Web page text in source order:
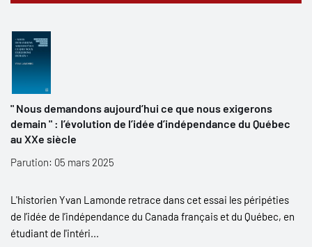
" Nous demandons aujourd’hui ce que nous exigerons
demain " : l’évolution de l’idée d’indépendance du Québec
au XXe siècle
Parution: 05 mars 2025
L'historien Yvan Lamonde retrace dans cet essai les péripéties
de l’idée de l’indépendance du Canada français et du Québec, en
étudiant de l'intéri...